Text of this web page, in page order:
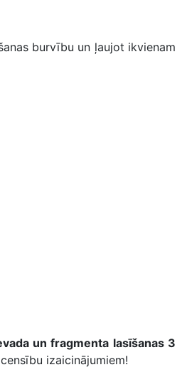
burvību un ļaujot ikvienam
un fragmenta lasīšanas 3
izaicinājumiem!